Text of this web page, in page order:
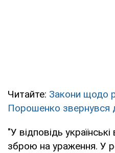
Читайте: Закони щодо
Порошенко звернувся
"У відповідь
зброю на ураження. У